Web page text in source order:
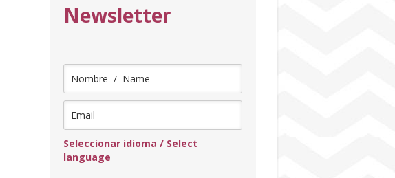
Newsletter
Seleccionar idioma / Select
language